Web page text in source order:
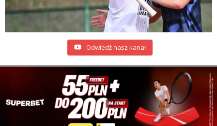
Odwiedź nasz kanał